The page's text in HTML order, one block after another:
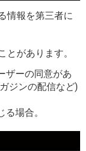
情報を第三者に
があります。
ザーの同意があ
ジンの配信など)
場合。